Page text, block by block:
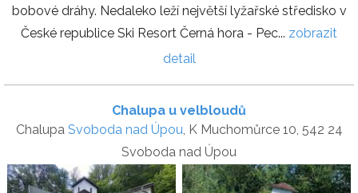
bobové dráhy. Nedaleko leží největší lyžařské středisko v
České republice Ski Resort Černá hora - Pec... zobrazit
detail
Chalupa u velbloudů
Chalupa Svoboda nad Úpou , K Muchomůrce 10, 542 24
Svoboda nad Úpou